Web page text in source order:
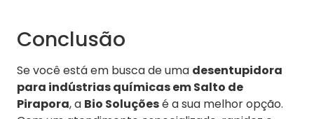
Conclusão
Se você está em busca de uma desentupidora
para indústrias químicas em Salto de
Pirapora, a Bio Soluçõesé a sua melhor opção.